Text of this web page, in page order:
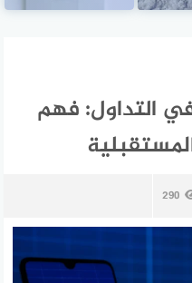
التداول: فهم
290